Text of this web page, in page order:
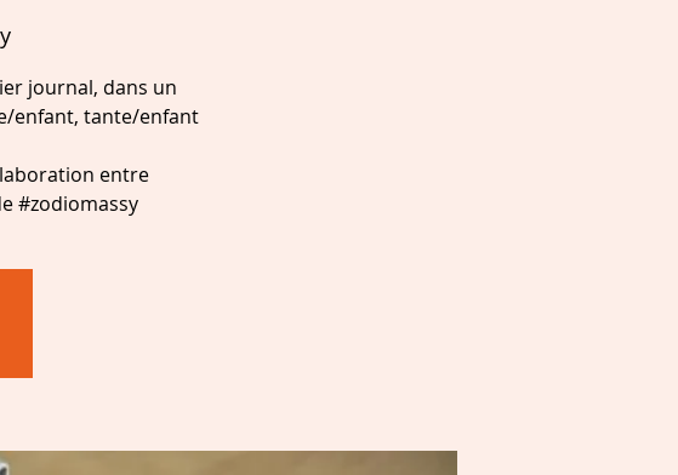
journal, dans un
enfant, tante/enfant
entre
#zodiomassy